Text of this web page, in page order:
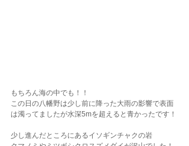
もちろん海の中でも！！
この日の八幡野は少し前に降った大雨の影響で表面
は濁ってましたが水深5mを超えると青かったです！
少し進んだところにあるイソギンチャクの岩